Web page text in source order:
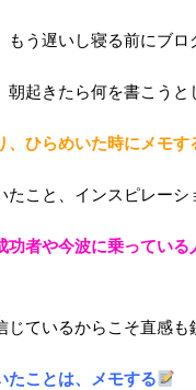
もう遅いし寝る前にブ
朝起きたら何を書こう
、ひらめいた時にメモ
たこと、インスピレー
功者や今波に乗ってい
じているからこそ直感
たことは、メモする